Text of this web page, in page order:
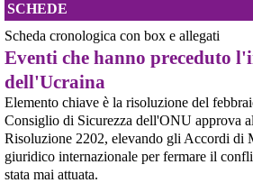
Siamo felici di annunciarvi un aggiornamento
pacifismo italiano". Il percorso di ricerca e
di un nuovo strumento: abbiamo integrato nel
introduttive, dedicate ciascuna a una specifica
[news] Ucraina, minacce alla redazione di
nel Reggimento Skelya
La giornalista Kateryna Lykhohliad, la direttrice
redazione di Babel hanno ricevuto gravi
pubblicazione dell'inchiesta shock sul 425º
https://babel.ua/en/texts/127938-the-skelya-
[News] Violenza sessuale in Sudan per
rapporto pubblicato oggi dall'ONU
SCHEDE
Scheda cronologica con box e allegati
Eventi che hanno preceduto
dell'Ucraina
Elemento chiave è la risoluzione del
Consiglio di Sicurezza dell'ONU approva
Risoluzione 2202, elevando gli Accordi di
giuridico internazionale per fermare il
stata mai attuata.